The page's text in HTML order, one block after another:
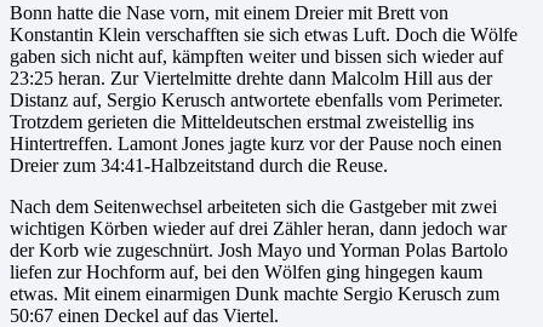
Bonn hatte die Nase vorn, mit einem Dreier mit Brett von
Konstantin Klein verschafften sie sich etwas Luft. Doch die Wölfe
gaben sich nicht auf, kämpften weiter und bissen sich wieder auf
23:25 heran. Zur Viertelmitte drehte dann Malcolm Hill aus der
Distanz auf, Sergio Kerusch antwortete ebenfalls vom Perimeter.
Trotzdem gerieten die Mitteldeutschen erstmal zweistellig ins
Hintertreffen. Lamont Jones jagte kurz vor der Pause noch einen
Dreier zum 34:41-Halbzeitstand durch die Reuse.
Nach dem Seitenwechsel arbeiteten sich die Gastgeber mit zwei
wichtigen Körben wieder auf drei Zähler heran, dann jedoch war
der Korb wie zugeschnürt. Josh Mayo und Yorman Polas Bartolo
liefen zur Hochform auf, bei den Wölfen ging hingegen kaum
etwas. Mit einem einarmigen Dunk machte Sergio Kerusch zum
50:67 einen Deckel auf das Viertel.